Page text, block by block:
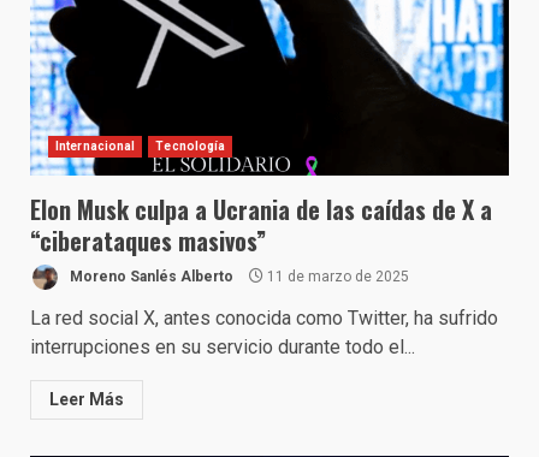
Internacional Tecnología
Elon Musk culpa a Ucrania de las caídas de X a
“ciberataques masivos”
Moreno Sanlés Alberto 11 de marzo de 2025
La red social X, antes conocida como Twitter, ha sufrido
interrupciones en su servicio durante todo el...
Leer Más